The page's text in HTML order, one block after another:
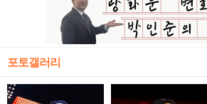
포토갤러리